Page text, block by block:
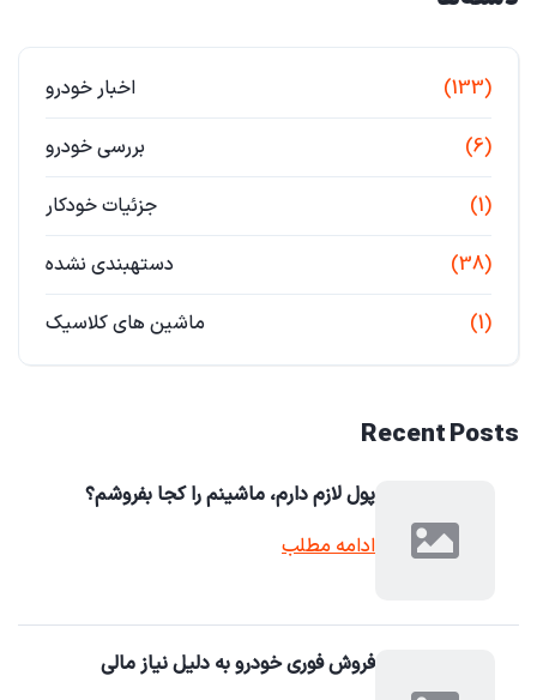
اخبار خودرو (133)
بررسی خودرو (6)
جزئیات خودکار (1)
دستهبندی نشده (38)
ماشین های کلاسیک (1)
Recent Posts
پول لازم دارم، ماشینم را کجا بفروشم؟
ادامه مطلب
فروش فوری خودرو به دلیل نیاز مالی